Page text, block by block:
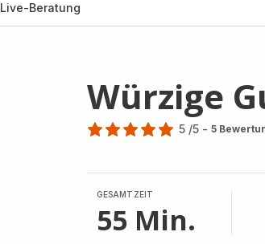
Live-Beratung
Würzige
5
Sternen
(Durchschnitt)
5 /5 - 5
GESAMTZEIT
55 Min.